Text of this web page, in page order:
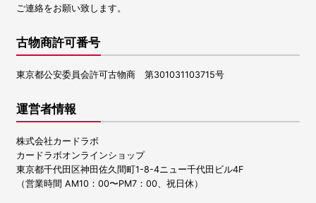
ご連絡をお願い致します。
古物商許可番号
東京都公安委員会許可古物商 第301031103715号
運営者情報
株式会社カードラボ
カードラボオンラインショップ
東京都千代田区神田佐久間町1-8-4ニュー千代田ビル4F
（営業時間 AM10：00〜PM7：00、祝日休）